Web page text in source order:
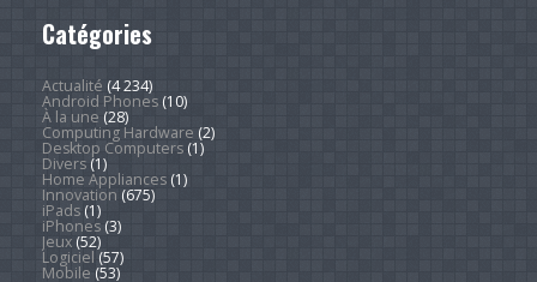
Catégories
Actualité (4 234)
Android Phones(10)
À la une (28)
Computing Hardware (2)
Desktop Computers(1)
Divers(1)
Home Appliances(1)
Innovation (675)
iPads(1)
iPhones(3)
Jeux(52)
Logiciel (57)
Mobile (53)